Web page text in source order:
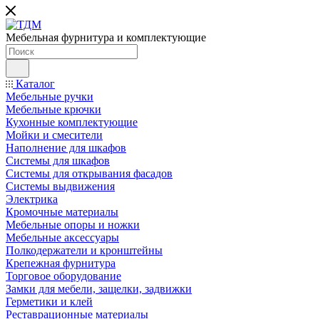
Мебельная фурнитура и комплектующие
Каталог
Мебельные ручки
Мебельные крючки
Кухонные комплектующие
Мойки и смесители
Наполнение для шкафов
Cистемы для шкафов
Системы для открывания фасадов
Системы выдвижения
Электрика
Кромочные материалы
Мебельные опоры и ножки
Мебельные аксессуары
Полкодержатели и кронштейны
Крепежная фурнитура
Торговое оборудование
Замки для мебели, защелки, задвижки
Герметики и клей
Реставрационные материалы